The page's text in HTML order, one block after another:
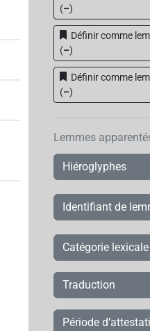
(–)
Définir comme
(–)
Définir comme
(–)
Lemmes
Hiéroglyphes
Identifiant de
Catégorie lexicale
Traduction
Période